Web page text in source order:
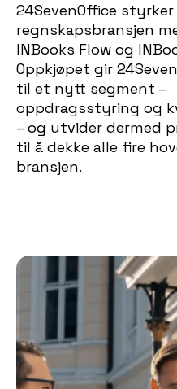
24SevenOffice
regnskapsbransjen
INBooks Flow og
Oppkjøpet gir
til et nytt segment –
oppdragsstyring og
– og utvider dermed
til å dekke alle fire
bransjen.